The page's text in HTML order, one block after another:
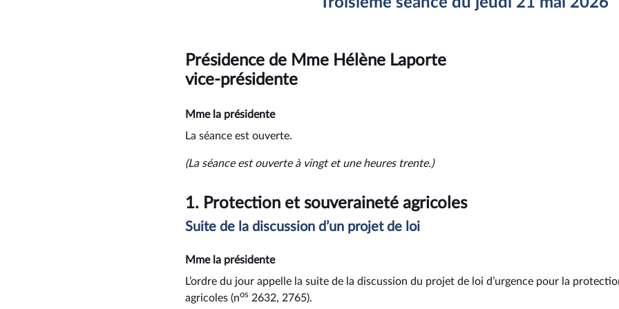
Présidence de Mme Hélène Laporte
vice-présidente
Mme la présidente
La séance est ouverte.
(La séance est ouverte à vingt et une heures trente.)
1. Protection et souveraineté agricoles
Suite de la discussion d’un projet de loi
Mme la présidente
L’ordre du jour appelle la suite de la discussion du projet de loi d’urgence pour la
agricoles (nos 2632, 2765).